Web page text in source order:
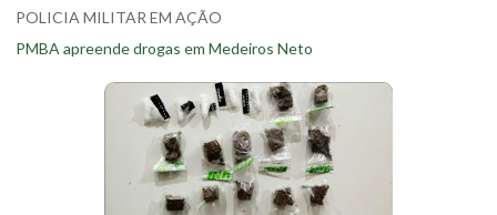
POLICIA MILITAR EM AÇÃO
PMBA apreende drogas em Medeiros Neto